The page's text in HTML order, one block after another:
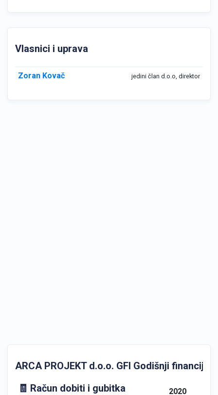
Vlasnici i uprava
Zoran Kovač jedini član d.o.o, direktor
ARCA PROJEKT d.o.o. GFI Godišnji
🧾 Račun dobiti i gubitka
2020